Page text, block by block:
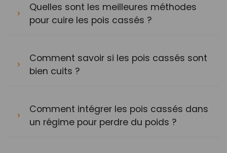
Quelles sont les meilleures méthodes
pour cuire les pois cassés ?
Comment savoir si les pois cassés sont
bien cuits ?
Comment intégrer les pois cassés dans
un régime pour perdre du poids ?